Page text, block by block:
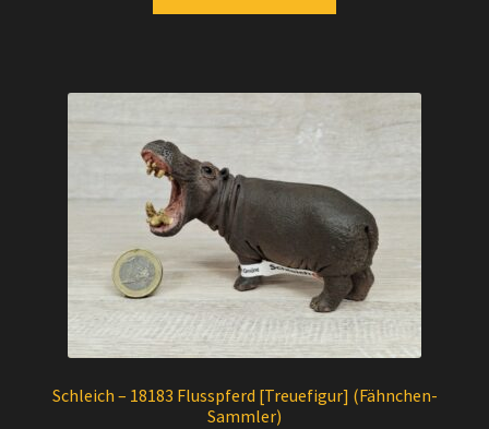
Schleich – 18183 Flusspferd [Treuefigur] (Fähnchen-
Sammler)